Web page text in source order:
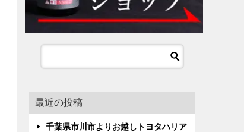
最近の投稿
千葉県市川市よりお越しトヨタハリア